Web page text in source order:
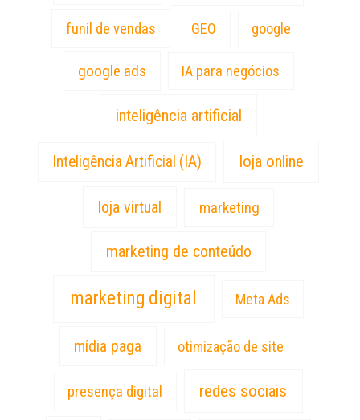
funil de vendas GEO google
google ads IA para negócios
inteligência artificial
Inteligência Artificial (IA) loja online
loja virtual marketing
marketing de conteúdo
marketing digital Meta Ads
mídia paga otimização de site
presença digital redes sociais